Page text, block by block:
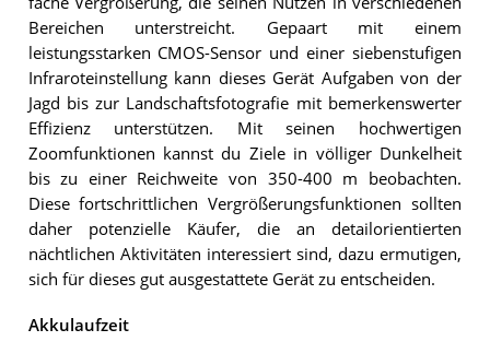
Bereichen unterstreicht. Gepaart mit einem
leistungsstarken CMOS-Sensor und einer siebenstufigen
Infraroteinstellung kann dieses Gerät Aufgaben von der
Jagd bis zur Landschaftsfotografie mit bemerkenswerter
Effizienz unterstützen. Mit seinen hochwertigen
Zoomfunktionen kannst du Ziele in völliger Dunkelheit
bis zu einer Reichweite von 350-400 m beobachten.
Diese fortschrittlichen Vergrößerungsfunktionen sollten
daher potenzielle Käufer, die an detailorientierten
nächtlichen Aktivitäten interessiert sind, dazu ermutigen,
sich für dieses gut ausgestattete Gerät zu entscheiden.
Akkulaufzeit